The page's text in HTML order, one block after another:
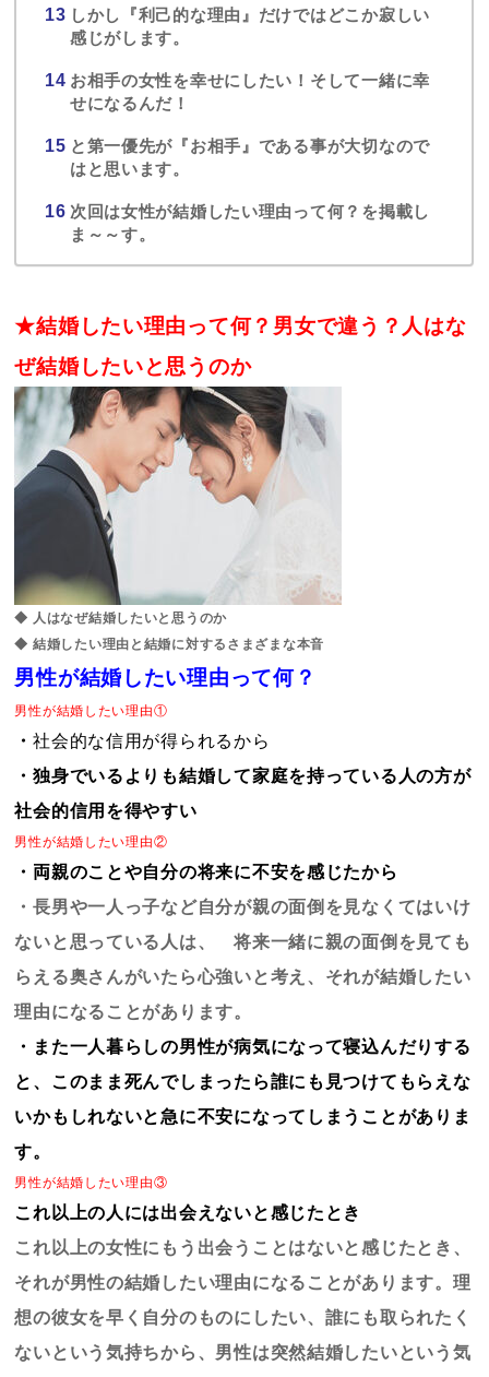
しかし『利己的な理由』だけではどこか寂しい
感じがします。
お相手の女性を幸せにしたい！そして一緒に幸
せになるんだ！
と第一優先が『お相手』である事が大切なので
はと思います。
次回は女性が結婚したい理由って何？を掲載し
ま～～す。
★結婚したい理由って何？男女で違う？人はな
ぜ結婚したいと思うのか
◆ 人はなぜ結婚したいと思うのか
◆ 結婚したい理由と結婚に対するさまざまな本音
男性が結婚したい理由って何？
男性が結婚したい理由①
・社会的な信用が得られるから
・独身でいるよりも結婚して家庭を持っている人の方が
社会的信用を得やすい
男性が結婚したい理由②
・両親のことや自分の将来に不安を感じたから
・長男や一人っ子など自分が親の面倒を見なくてはいけ
ないと思っている人は、 将来一緒に親の面倒を見ても
らえる奥さんがいたら心強いと考え、それが結婚したい
理由になることがあります。
・また一人暮らしの男性が病気になって寝込んだりする
と、このまま死んでしまったら誰にも見つけてもらえな
いかもしれないと急に不安になってしまうことがありま
す。
男性が結婚したい理由③
これ以上の人には出会えないと感じたとき
これ以上の女性にもう出会うことはないと感じたとき、
それが男性の結婚したい理由になることがあります。理
想の彼女を早く自分のものにしたい、誰にも取られたく
ないという気持ちから、男性は突然結婚したいという気